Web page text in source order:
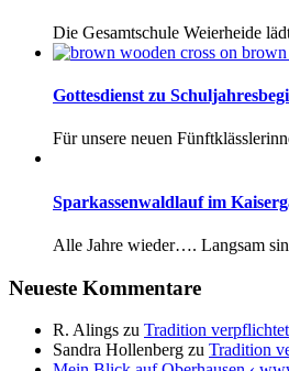
Die Gesamtschule Weierheide
Gottesdienst zu
Für unsere neuen
Sparkassenwaldlauf im
Alle Jahre wieder…. Langsam
Neueste Kommentare
R. Alings zu Tradition
Sandra Hollenberg zu Tradition